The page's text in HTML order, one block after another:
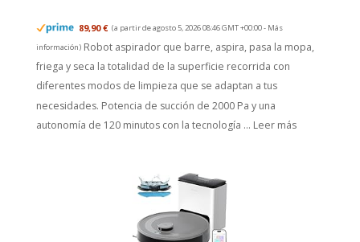
89,90 € (a partir de agosto 5, 2026 08:46 GMT +00:00 - Más
información) Robot aspirador que barre, aspira, pasa la mopa,
friega y seca la totalidad de la superficie recorrida con
diferentes modos de limpieza que se adaptan a tus
necesidades. Potencia de succión de 2000 Pa y una
autonomía de 120 minutos con la tecnología ... Leer más